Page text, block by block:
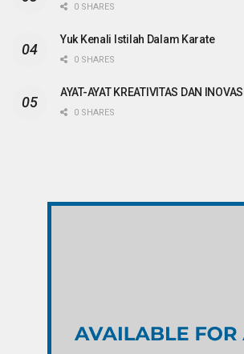
0 SHARES
Yuk Kenali Istilah Dalam Karate
0 SHARES
AYAT-AYAT KREATIVITAS DAN
0 SHARES